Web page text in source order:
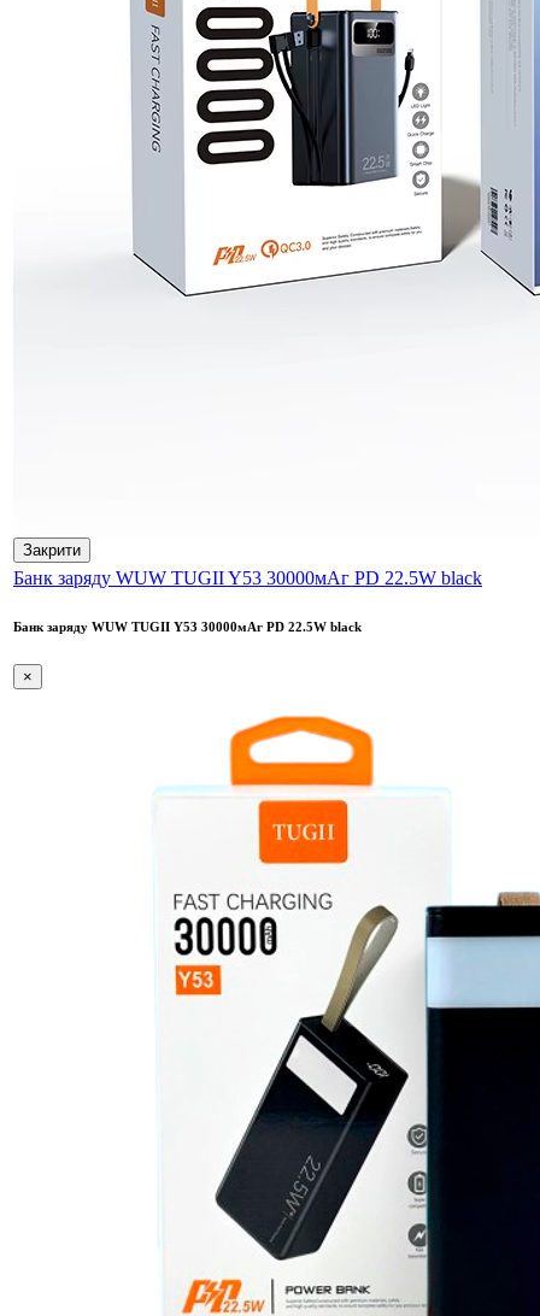
Закрити
Банк заряду WUW TUGII Y53 30000мАг PD 22.5W black
Банк заряду WUW TUGII Y53 30000мАг PD 22.5W black
×